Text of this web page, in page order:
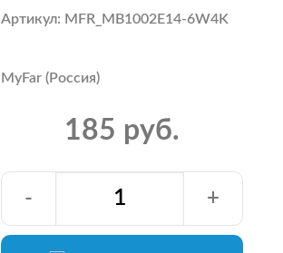
Артикул: MFR_MB1002E14-6W4K
MyFar (Россия)
185 руб.
- +